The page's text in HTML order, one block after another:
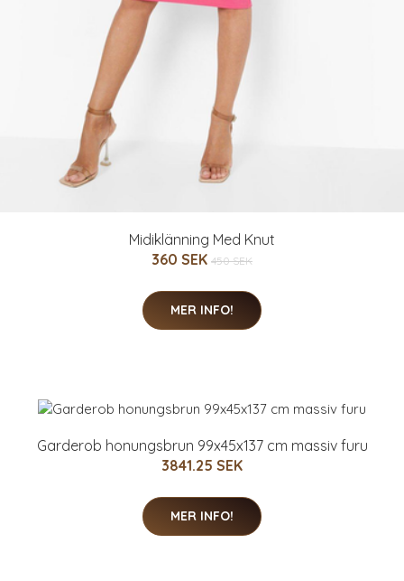
Midiklänning Med Knut
360 SEK 450 SEK
MER INFO!
Garderob honungsbrun 99x45x137 cm massiv furu
3841.25 SEK
MER INFO!